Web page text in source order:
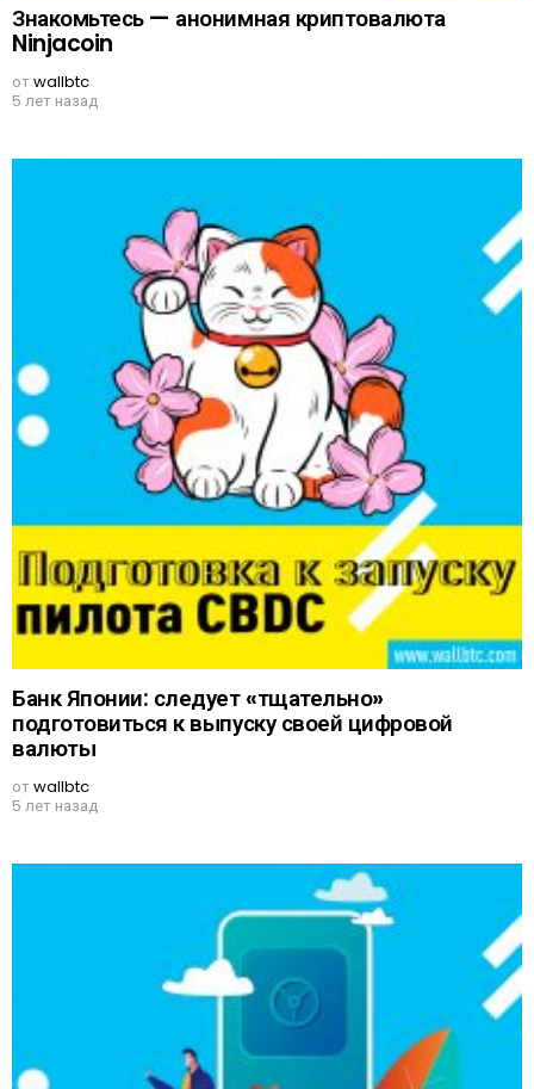
Знакомьтесь — анонимная криптовалюта
Ninjacoin
отwallbtc
5 лет назад
Банк Японии: следует «тщательно»
подготовиться к выпуску своей цифровой
валюты
отwallbtc
5 лет назад